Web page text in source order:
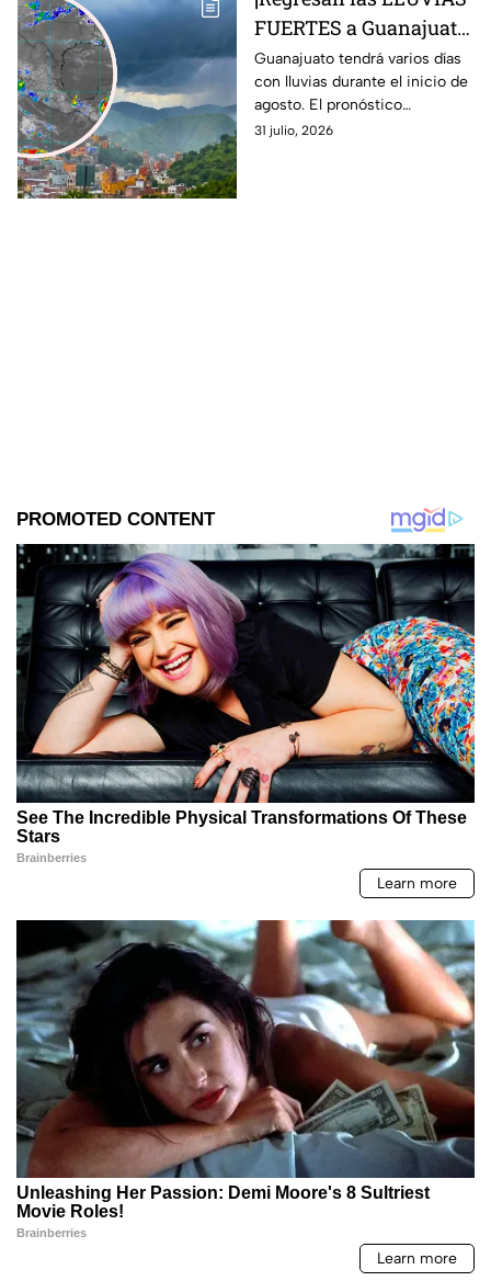
FUERTES a Guanajuato!
Pronostican varios
días con chubascos y
tormentas del 1 al 4 de
AGOSTO: esto se espera
Guanajuato tendrá varios días
con lluvias durante el inicio de
agosto. El pronóstico
contempla chubascos fuertes,
31 julio, 2026